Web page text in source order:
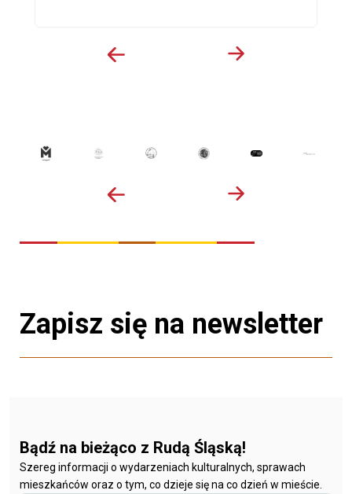
Zapisz się na newsletter
Bądź na bieżąco z Rudą Śląską!
Szereg informacji o wydarzeniach kulturalnych, sprawach
mieszkańców oraz o tym, co dzieje się na co dzień w mieście.